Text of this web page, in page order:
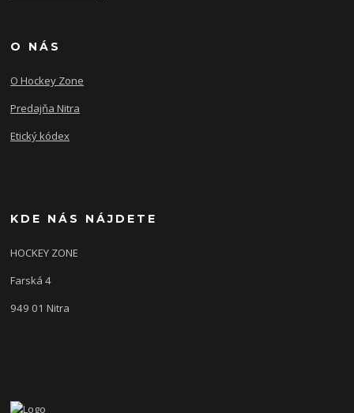
O NÁS
O Hockey Zone
Predajňa Nitra
Etický kódex
KDE NÁS NÁJDETE
HOCKEY ZONE
Farská 4
949 01 Nitra